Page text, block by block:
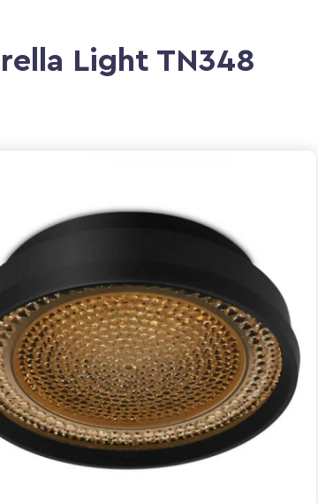
Light TN348